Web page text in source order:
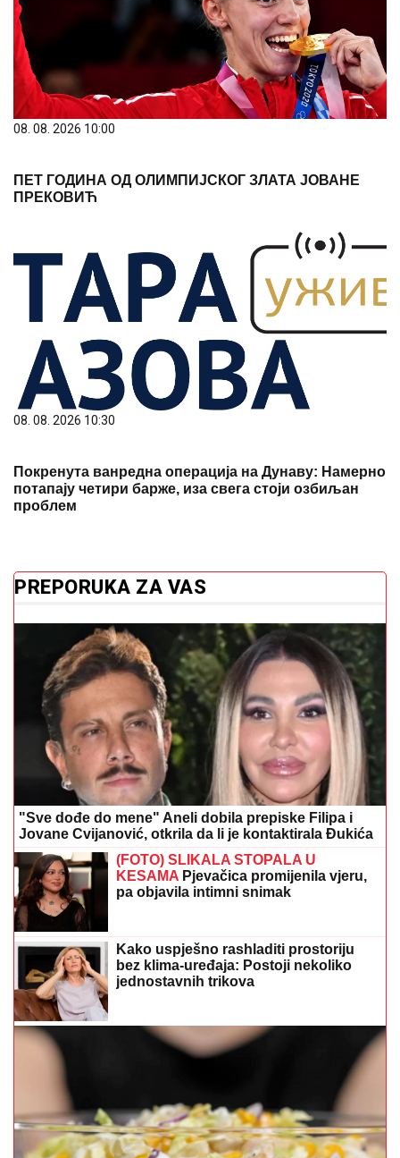
08. 08. 2026 10:00
ПЕТ ГОДИНА ОД ОЛИМПИЈСКОГ ЗЛАТА ЈОВАНЕ
ПРЕКОВИЋ
08. 08. 2026 10:30
Покренута ванредна операција на Дунаву: Намерно
потапају четири барже, иза свега стоји озбиљан
проблем
PREPORUKA ZA VAS
"Sve dođe do mene" Aneli dobila prepiske Filipa i
Jovane Cvijanović, otkrila da li je kontaktirala Đukića
(FOTO) SLIKALA STOPALA U
KESAMA Pjevačica promijenila vjeru,
pa objavila intimni snimak
Kako uspješno rashladiti prostoriju
bez klima-uređaja: Postoji nekoliko
jednostavnih trikova